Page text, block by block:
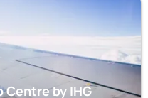
by IHG